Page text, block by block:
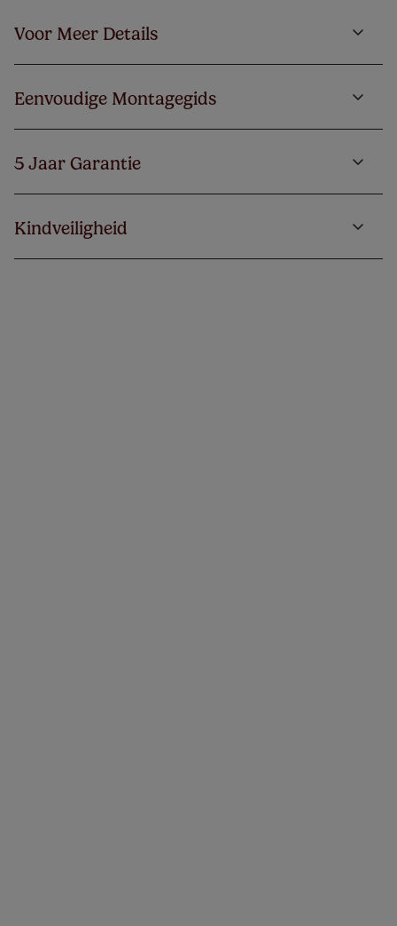
Voor Meer Details
Eenvoudige Montagegids
5 Jaar Garantie
Kindveiligheid